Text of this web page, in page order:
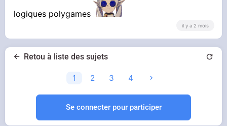
logiques polygames
il y a 2 mois
Retou à liste des sujets
1 2 3 4
Se connecter pour participer